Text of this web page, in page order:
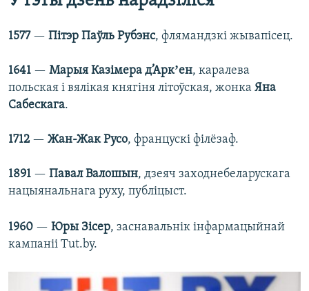
1577 — Пітэр Паўль Рубэнс, флямандзкі жывапісец.
1641 — Марыя Казімера д’Аркʼен, каралева
польская і вялікая княгіня літоўская, жонка Яна
Сабескага.
1712 — Жан-Жак Русо, францускі філёзаф.
1891 — Павал Валошын, дзеяч заходнебеларускага
нацыянальнага руху, публіцыст.
1960 — Юры Зісер, заснавальнік інфармацыйнай
кампаніі Tut.by.